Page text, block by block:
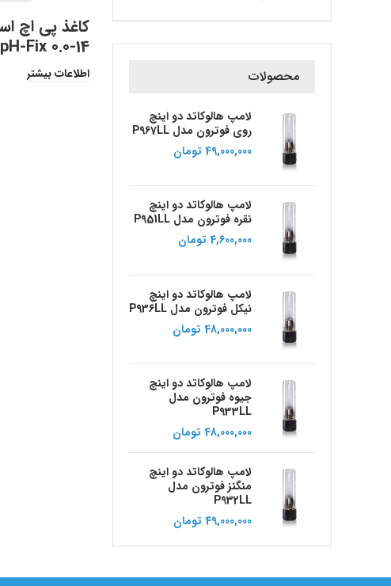
محصولات
لامپ هالوکاتد دو اینچ
روی فوترون مدل P967LL
49,000,000 تومان
لامپ هالوکاتد دو اینچ
نقره فوترون مدل P951LL
4,600,000 تومان
لامپ هالوکاتد دو اینچ
نیکل فوترون مدل P936LL
48,000,000 تومان
لامپ هالوکاتد دو اینچ
جیوه فوترون مدل
P933LL
48,000,000 تومان
لامپ هالوکاتد دو اینچ
منگنز فوترون مدل
P932LL
49,000,000 تومان
pH-Fix 0.0-14
اطلاعات بیشتر